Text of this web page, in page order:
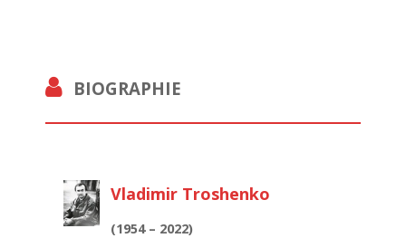
BIOGRAPHIE
Vladimir Troshenko
(1954 – 2022)